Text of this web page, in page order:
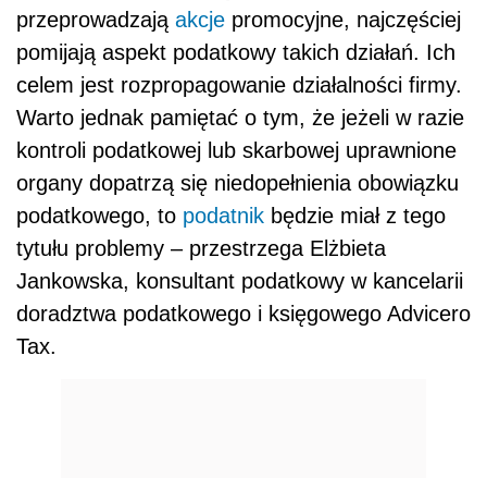
przeprowadzają akcje promocyjne, najczęściej
pomijają aspekt podatkowy takich działań. Ich
celem jest rozpropagowanie działalności firmy.
Warto jednak pamiętać o tym, że jeżeli w razie
kontroli podatkowej lub skarbowej uprawnione
organy dopatrzą się niedopełnienia obowiązku
podatkowego, to podatnik będzie miał z tego
tytułu problemy – przestrzega Elżbieta
Jankowska, konsultant podatkowy w kancelarii
doradztwa podatkowego i księgowego Advicero
Tax.